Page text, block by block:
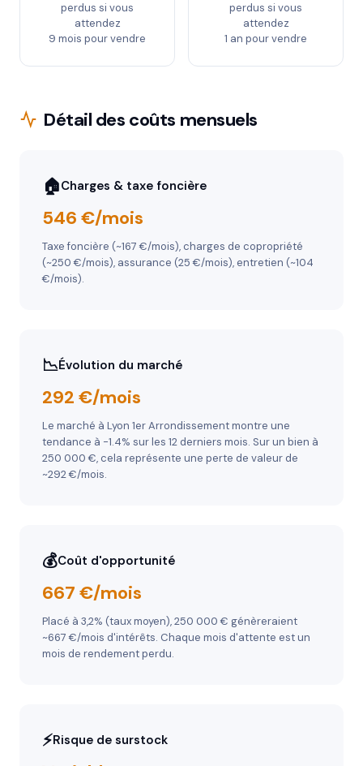
perdus si vous
attendez
9 mois pour vendre
perdus si vous
attendez
1 an pour vendre
Détail des coûts mensuels
🏠Charges & taxe foncière
546 €/mois
Taxe foncière (~167 €/mois), charges de copropriété
(~250 €/mois), assurance (25 €/mois), entretien (~104
€/mois).
📉Évolution du marché
292 €/mois
Le marché à Lyon 1er Arrondissement montre une
tendance à -1.4% sur les 12 derniers mois. Sur un bien à
250 000 €, cela représente une perte de valeur de
~292 €/mois.
💰Coût d'opportunité
667 €/mois
Placé à 3,2% (taux moyen), 250 000 € génèreraient
~667 €/mois d'intérêts. Chaque mois d'attente est un
mois de rendement perdu.
⚡Risque de surstock